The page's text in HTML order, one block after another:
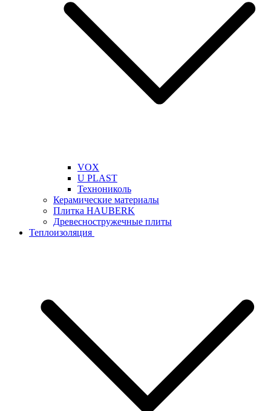
VOX
U PLAST
Технониколь
Керамические материалы
Плитка HAUBERK
Древесностружечные плиты
Теплоизоляция